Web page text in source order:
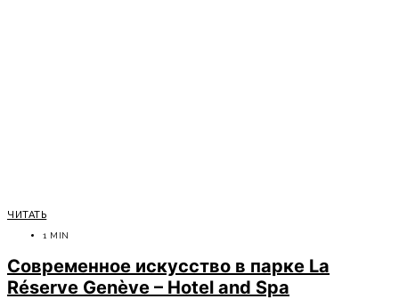
ЧИТАТЬ
1 MIN
Современное искусство в парке La
Réserve Genève – Hotel and Spa